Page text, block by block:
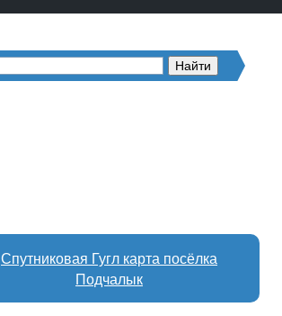
Спутниковая Гугл карта посёлка
Подчалык